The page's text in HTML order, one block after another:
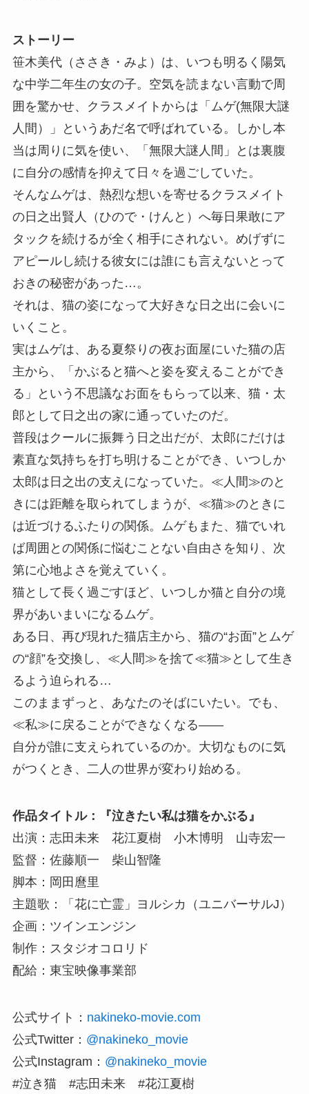
ストーリー
笹木美代（ささき・みよ）は、いつも明るく陽気
な中学二年生の女の子。空気を読まない言動で周
囲を驚かせ、クラスメイトからは「ムゲ(無限大謎
人間）」というあだ名で呼ばれている。しかし本
当は周りに気を使い、「無限大謎人間」とは裏腹
に自分の感情を抑えて日々を過ごしていた。
そんなムゲは、熱烈な想いを寄せるクラスメイト
の日之出賢人（ひので・けんと）へ毎日果敢にア
タックを続けるが全く相手にされない。めげずに
アピールし続ける彼女には誰にも言えないとって
おきの秘密があった…。
それは、猫の姿になって大好きな日之出に会いに
いくこと。
実はムゲは、ある夏祭りの夜お面屋にいた猫の店
主から、「かぶると猫へと姿を変えることができ
る」という不思議なお面をもらって以来、猫・太
郎として日之出の家に通っていたのだ。
普段はクールに振舞う日之出だが、太郎にだけは
素直な気持ちを打ち明けることができ、いつしか
太郎は日之出の支えになっていた。≪人間≫のと
きには距離を取られてしまうが、≪猫≫のときに
は近づけるふたりの関係。ムゲもまた、猫でいれ
ば周囲との関係に悩むことない自由さを知り、次
第に心地よさを覚えていく。
猫として長く過ごすほど、いつしか猫と自分の境
界があいまいになるムゲ。
ある日、再び現れた猫店主から、猫の“お面”とムゲ
の“顔”を交換し、≪人間≫を捨て≪猫≫として生き
るよう迫られる…
このままずっと、あなたのそばにいたい。でも、
≪私≫に戻ることができなくなる――
自分が誰に支えられているのか。大切なものに気
がつくとき、二人の世界が変わり始める。
作品タイトル：『泣きたい私は猫をかぶる』
出演：志田未来 花江夏樹 小木博明 山寺宏一
監督：佐藤順一 柴山智隆
脚本：岡田麿里
主題歌：「花に亡霊」ヨルシカ（ユニバーサルJ）
企画：ツインエンジン
制作：スタジオコロリド
配給：東宝映像事業部
公式サイト： nakineko-movie.com
公式Twitter： @nakineko_movie
公式Instagram： @nakineko_movie
#泣き猫 #志田未来 #花江夏樹